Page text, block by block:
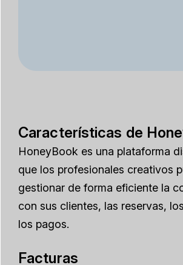
Características de
HoneyBook es una plataforma
que los profesionales creativos
gestionar de forma eficiente la
con sus clientes, las reservas,
los pagos.
Facturas